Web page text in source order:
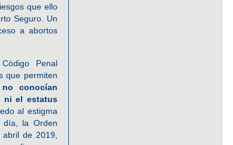
que ello
Seguro. Un
a abortos
Penal
que permiten
conocían
ni el estatus
al estigma
día, la Orden
de 2019,